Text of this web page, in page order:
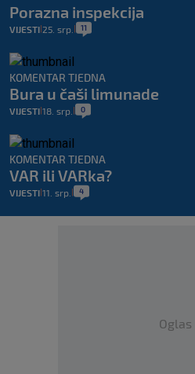
Porazna inspekcija
VIJESTI 25. srp. 11
KOMENTAR TJEDNA
Bura u čaši limunade
VIJESTI 18. srp. 0
KOMENTAR TJEDNA
VAR ili VARka?
VIJESTI 11. srp. 4
Oglas